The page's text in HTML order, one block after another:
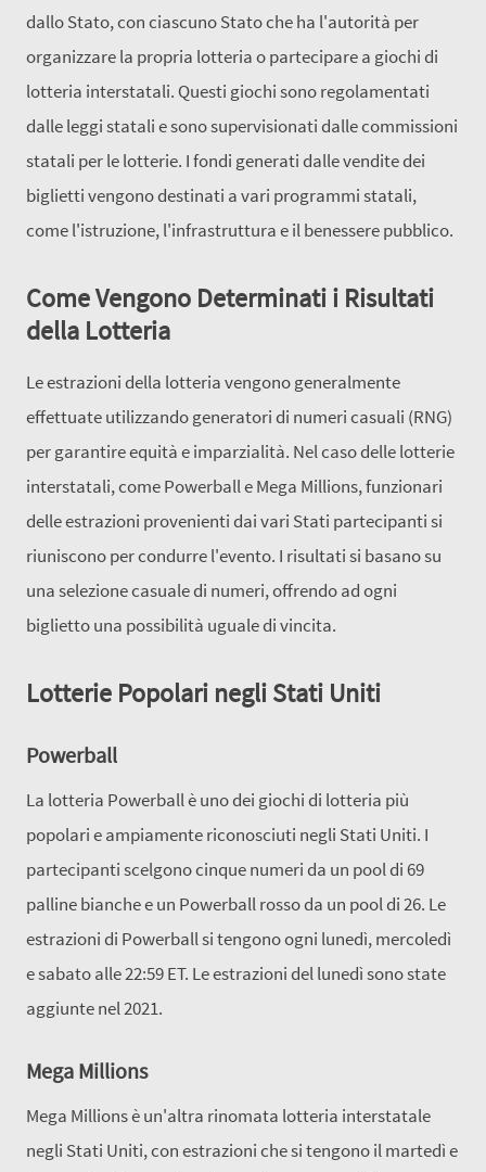
dallo Stato, con ciascuno Stato che ha l'autorità per
organizzare la propria lotteria o partecipare a giochi di
lotteria interstatali. Questi giochi sono regolamentati
dalle leggi statali e sono supervisionati dalle commissioni
statali per le lotterie. I fondi generati dalle vendite dei
biglietti vengono destinati a vari programmi statali,
come l'istruzione, l'infrastruttura e il benessere pubblico.
Come Vengono Determinati i Risultati
della Lotteria
Le estrazioni della lotteria vengono generalmente
effettuate utilizzando generatori di numeri casuali (RNG)
per garantire equità e imparzialità. Nel caso delle lotterie
interstatali, come Powerball e Mega Millions, funzionari
delle estrazioni provenienti dai vari Stati partecipanti si
riuniscono per condurre l'evento. I risultati si basano su
una selezione casuale di numeri, offrendo ad ogni
biglietto una possibilità uguale di vincita.
Lotterie Popolari negli Stati Uniti
Powerball
La lotteria Powerball è uno dei giochi di lotteria più
popolari e ampiamente riconosciuti negli Stati Uniti. I
partecipanti scelgono cinque numeri da un pool di 69
palline bianche e un Powerball rosso da un pool di 26. Le
estrazioni di Powerball si tengono ogni lunedì, mercoledì
e sabato alle 22:59 ET. Le estrazioni del lunedì sono state
aggiunte nel 2021.
Mega Millions
Mega Millions è un'altra rinomata lotteria interstatale
negli Stati Uniti, con estrazioni che si tengono il martedì e